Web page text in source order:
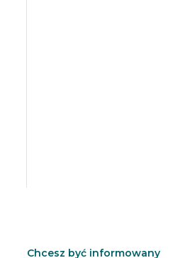
Chcesz być informowany